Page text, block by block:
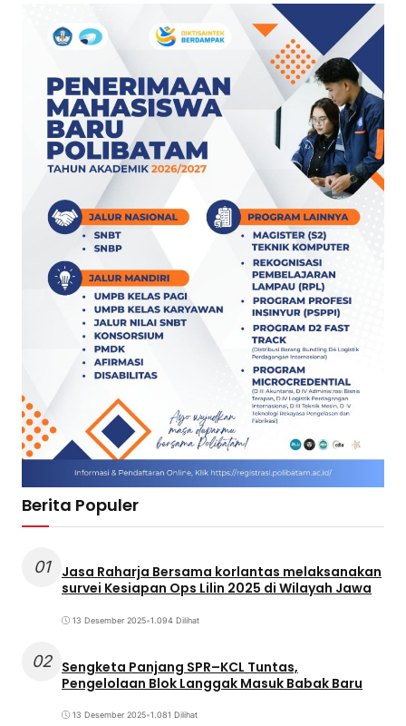
Berita Populer
01
Jasa Raharja Bersama korlantas melaksanakan
survei Kesiapan Ops Lilin 2025 di Wilayah Jawa
13 Desember 2025•1.094 Dilihat
02 Sengketa Panjang SPR–KCL Tuntas,
Pengelolaan Blok Langgak Masuk Babak Baru
13 Desember 2025•1.081 Dilihat